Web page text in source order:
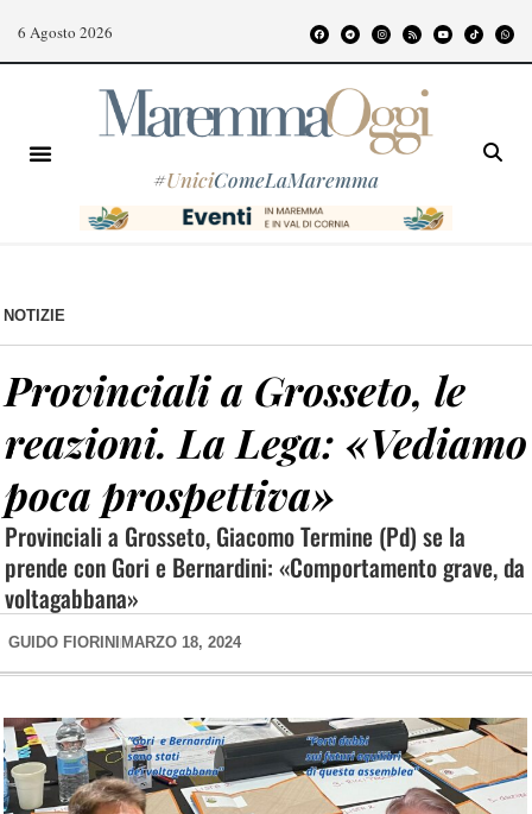
6 Agosto 2026
#UniciComeLaMaremma
NOTIZIE
Provinciali a Grosseto, le
reazioni. La Lega: «Vediamo
poca prospettiva»
Provinciali a Grosseto, Giacomo Termine (Pd) se la
prende con Gori e Bernardini: «Comportamento grave, da
voltagabbana»
GUIDO FIORINI MARZO 18, 2024